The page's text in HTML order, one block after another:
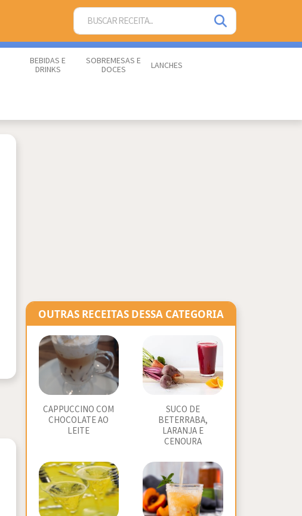
BEBIDAS E
DRINKS
SOBREMESAS E
DOCES
LANCHES
OUTRAS RECEITAS DESSA CATEGORIA
CAPPUCCINO COM
CHOCOLATE AO
LEITE
SUCO DE
BETERRABA,
LARANJA E
CENOURA